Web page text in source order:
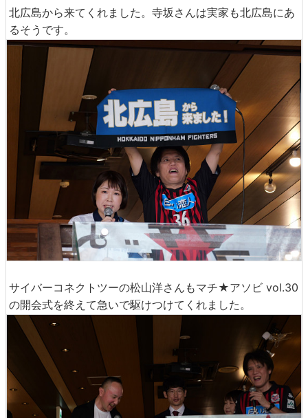
北広島から来てくれました。寺坂さんは実家も北広島にあ
るそうです。
サイバーコネクトツーの松山洋さんもマチ★アソビ vol.30
の開会式を終えて急いで駆けつけてくれました。